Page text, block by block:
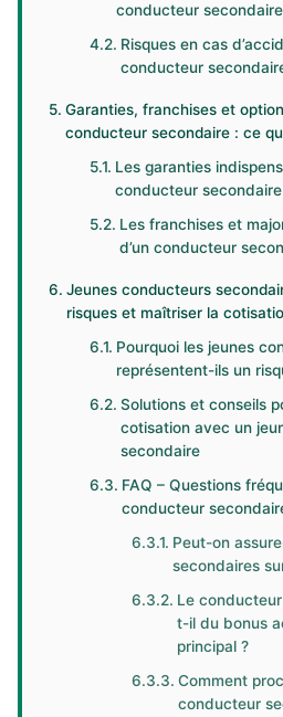
conducteur secondaire
Risques en cas
conducteur
Garanties, franchises et
conducteur secondaire : ce
Les garanties
conducteur
Les franchises et
d’un conducteur
Jeunes conducteurs
risques et maîtriser la
Pourquoi les jeunes
représentent-ils un
Solutions et conseils
cotisation avec un
secondaire
FAQ – Questions
conducteur
Peut-on
secondaires
Le
t-il du bonus
principal ?
Comment
conducteur